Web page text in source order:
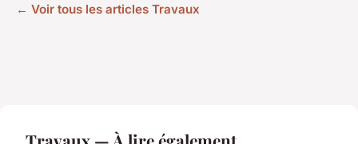
← Voir tous les articles Travaux